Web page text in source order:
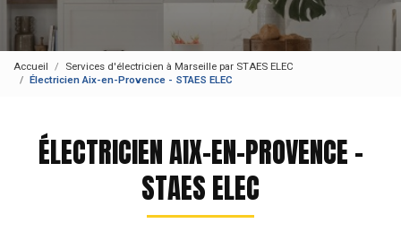
Accueil
Services d'électricien à Marseille par STAES ELEC
Électricien Aix-en-Provence - STAES ELEC
ÉLECTRICIEN AIX-EN-PROVENCE -
STAES ELEC